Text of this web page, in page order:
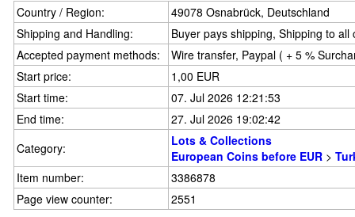
Country / Region:
49078 Osnabrück, Deutschland
Shipping and Handling:
Buyer pays shipping, Shipping to
Accepted payment methods:
Wire transfer, Paypal ( + 5 %
Start price:
1,00 EUR
Start time:
07. Jul 2026 12:21:53
End time:
27. Jul 2026 19:02:42
Category:
Lots & Collections
European Coins before EUR >
Item number:
3386878
Page view counter:
2551